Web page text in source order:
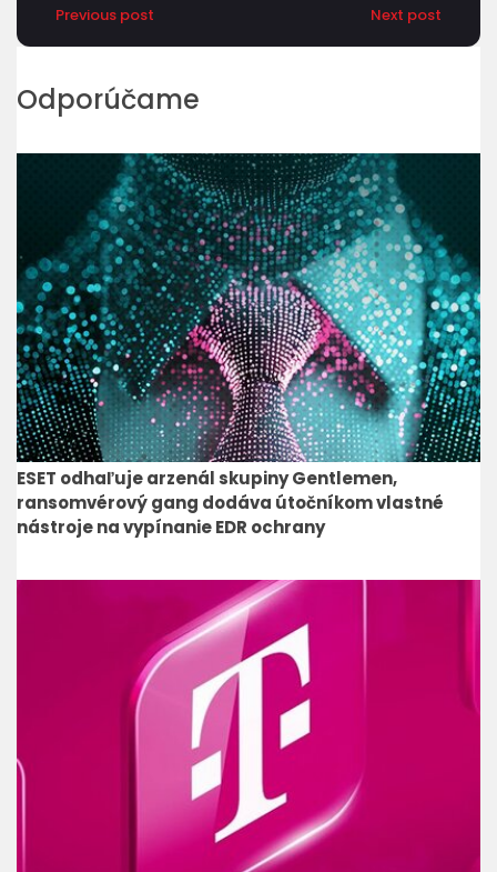
Previous post Next post
Odporúčame
ESET odhaľuje arzenál skupiny Gentlemen,
ransomvérový gang dodáva útočníkom vlastné
nástroje na vypínanie EDR ochrany